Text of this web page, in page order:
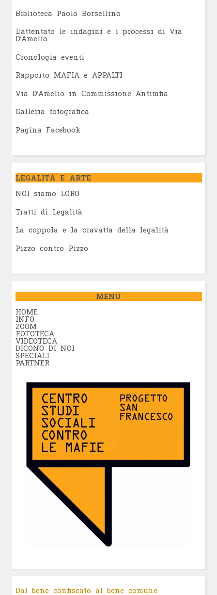
Biblioteca Paolo Borsellino
L’attentato le indagini e i processi di Via
D’Amelio
Cronologia eventi
Rapporto MAFIA e APPALTI
Via D’Amelio in Commissione Antimfia
Galleria fotografica
Pagina Facebook
LEGALITÀ E ARTE
NOI siamo LORO
Tratti di Legalità
La coppola e la cravatta della legalità
Pizzo contro Pizzo
MENÚ
HOME
INFO
ZOOM
FOTOTECA
VIDEOTECA
DICONO DI NOI
SPECIALI
PARTNER
Dal bene confiscato al bene comune